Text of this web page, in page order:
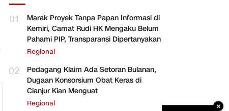
01
Marak Proyek Tanpa Papan Informasi di
Kemiri, Camat Rudi HK Mengaku Belum
Pahami PIP, Transparansi Dipertanyakan
Regional
02
Pedagang Klaim Ada Setoran Bulanan,
Dugaan Konsorsium Obat Keras di
Cianjur Kian Menguat
Regional ×